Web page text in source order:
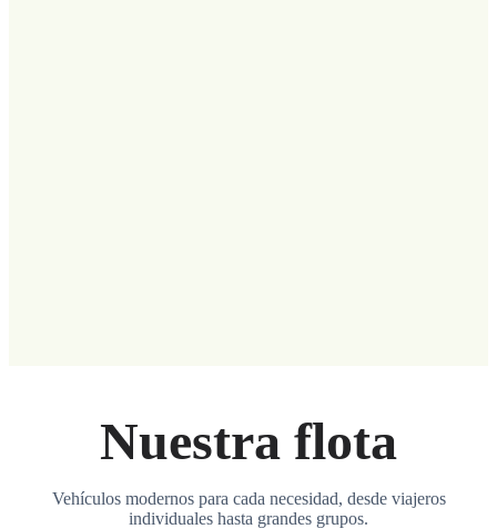
Nuestra flota
Vehículos modernos para cada necesidad, desde viajeros
individuales hasta grandes grupos.